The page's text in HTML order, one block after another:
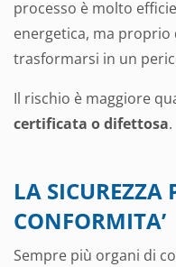
processo è molto
energetica, ma
trasformarsi in un
Il rischio è maggiore
certificata o difettosa.
LA SICUREZZA
CONFORMITA’
Sempre più organi di